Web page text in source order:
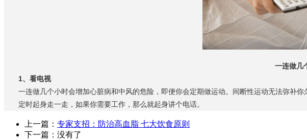
一连做几
1、看电视
一连做几个小时会增加心脏病和中风的危险，即便你会定期做运动。间断性运动无法弥补你
定时起身走一走，如果你需要工作，那么就起身讲个电话。
上一篇： 专家支招：防治高血脂 七大饮食原则
下一篇：没有了